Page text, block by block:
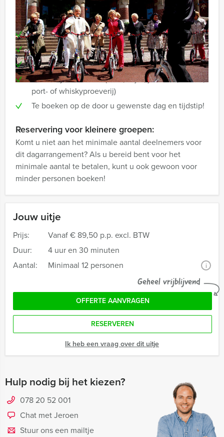
Jouw uitje
Prijs: Vanaf€ 89,50 p.p. excl. BTW
Duur:
4 uur en 30 minuten
Aantal:
Minimaal 12 personen i
Geheel vrijblijvend
OFFERTE AANVRAGEN
RESERVEREN
Ik heb een vraag over dit uitje
Hulp nodig bij het kiezen?
078 20 52 001
Chat met Jeroen
Stuur ons een mailtje
Inclusief:
Lunch
Steps
Professionele gids
Proeverij naar keuze (bier-, wijn-, jenever-, likeur-,
port- of whiskyproeverij)
Te boeken op de door u gewenste dag en tijdstip!
Reservering voor kleinere groepen:
Komt u niet aan het minimale aantal deelnemers voor
dit dagarrangement? Als u bereid bent voor het
minimale aantal te betalen, kunt u ook gewoon voor
minder personen boeken!